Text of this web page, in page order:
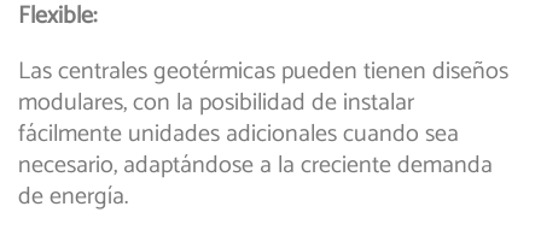
Flexible:
Las centrales geotérmicas pueden tienen diseños
modulares, con la posibilidad de instalar
fácilmente unidades adicionales cuando sea
necesario, adaptándose a la creciente demanda
de energía.